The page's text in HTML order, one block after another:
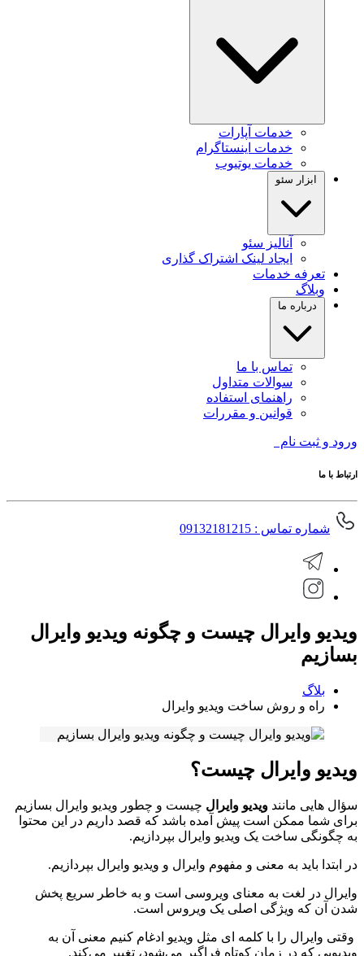
خدمات آپارات
خدمات اینستاگرام
خدمات یوتیوب
ابزار سئو
آنالیز سئو
ایجاد لینک اشتراک گذاری
تعرفه خدمات
وبلاگ
درباره ما
تماس با ما
سوالات متداول
راهنمای استفاده
قوانین و مقررات
ورود و ثبت نام
ارتباط با ما
شماره تماس : 09132181215
ویدیو وایرال چیست و چگونه ویدیو وایرال
بسازیم
بلاگ
راه و روش ساخت ویدیو وایرال
ویدیو وایرال چیست؟
سؤال هایی مانند ویدیو وایرال چیست و چطور ویدیو وایرال بسازیم
برای شما ممکن است پیش آمده باشد که قصد داریم در این محتوا
به چگونگی ساخت یک ویدیو وایرال بپردازیم.
در ابتدا باید به معنی و مفهوم وایرال و ویدیو وایرال بپردازیم.
وایرال در لغت به معنای ویروسی است و به خاطر سریع پخش
شدن آن که ویژگی اصلی یک ویروس است.
وقتی وایرال را با کلمه ای مثل ویدیو ادغام کنیم معنی آن به
ویدیویی که در زمان کوتاه فراگیر می‌شود، تغییر می‌کند.